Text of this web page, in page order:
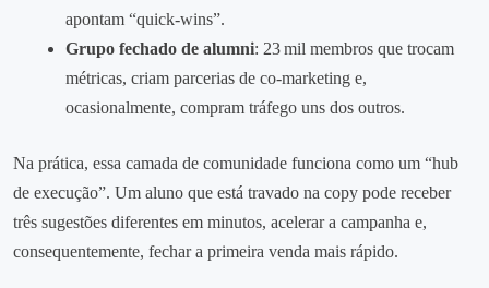
apontam “quick‑wins”.
Grupo fechado de alumni: 23 mil membros que trocam
métricas, criam parcerias de co‑marketing e,
ocasionalmente, compram tráfego uns dos outros.
Na prática, essa camada de comunidade funciona como um “hub
de execução”. Um aluno que está travado na copy pode receber
três sugestões diferentes em minutos, acelerar a campanha e,
consequentemente, fechar a primeira venda mais rápido.